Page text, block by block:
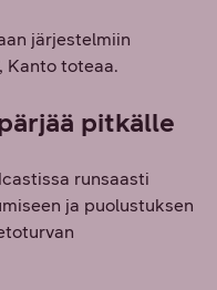
järjestelmiin
Kanto toteaa.
pitkälle
runsaasti
ja puolustuksen